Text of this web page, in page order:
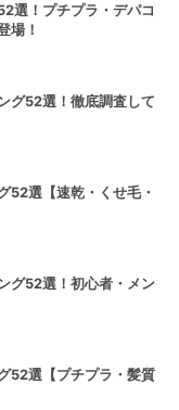
選！プチプラ・デパコ
場！
グ52選！徹底調査して
52選【速乾・くせ毛・
グ52選！初心者・メン
52選【プチプラ・髪質